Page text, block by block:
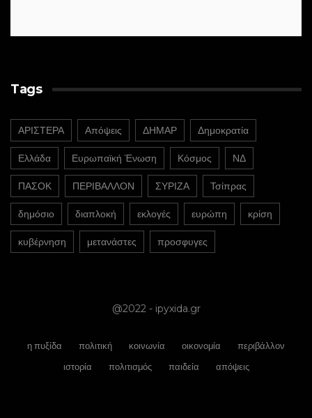
Tags
ΑΡΙΣΤΕΡΑ Απόψεις ΔΗΜΑΡ Δημοκρατία
Ελλάδα Ευρωπαϊκή Ένωση Κόσμος ΝΔ
ΠΑΣΟΚ ΠΕΡΙΒΑΛΛΟΝ ΣΥΡΙΖΑ Τσίπρας
δημόσιο διαπλοκή εκλογές ευρώπη κρίση
κυβέρνηση μετανάστες προσφυγες
@2022 - ipyxida.gr
η πυξίδα πολιτική κοινωνία οικονομία
περιβάλλον
ιστορία
πολιτισμός παιδεία απόψεις